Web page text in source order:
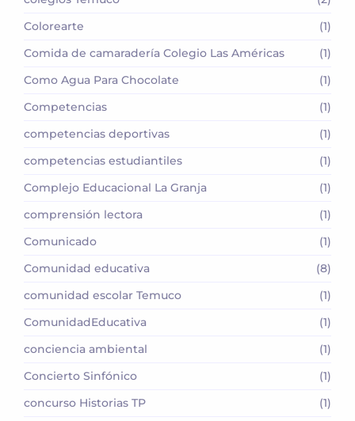
Colorearte
(1)
Comida de camaradería Colegio Las Américas
(1)
Como Agua Para Chocolate
(1)
Competencias
(1)
competencias deportivas
(1)
competencias estudiantiles
(1)
Complejo Educacional La Granja
(1)
comprensión lectora
(1)
Comunicado
(1)
Comunidad educativa
(8)
comunidad escolar Temuco
(1)
ComunidadEducativa
(1)
conciencia ambiental
(1)
Concierto Sinfónico
(1)
concurso Historias TP
(1)